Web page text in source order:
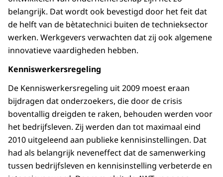
belangrijk. Dat wordt ook bevestigd door het feit dat
de helft van de bètatechnici buiten de technieksector
werken. Werkgevers verwachten dat zij ook algemene
innovatieve vaardigheden hebben.
Kenniswerkersregeling
De Kenniswerkersregeling uit 2009 moest eraan
bijdragen dat onderzoekers, die door de crisis
boventallig dreigden te raken, behouden werden voor
het bedrijfsleven. Zij werden dan tot maximaal eind
2010 uitgeleend aan publieke kennisinstellingen. Dat
had als belangrijk neveneffect dat de samenwerking
tussen bedrijfsleven en kennisinstelling verbeterde en